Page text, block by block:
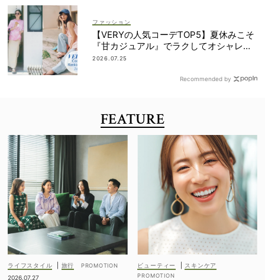
ファッション
【VERYの人気コーデTOP5】夏休みこそ
『甘カジュアル』でラクしてオシャレ！
｜7/1〜10
2026.07.25
Recommended by
FEATURE
ライフスタイル
旅行
2026.07.27
ビューティー スキンケア